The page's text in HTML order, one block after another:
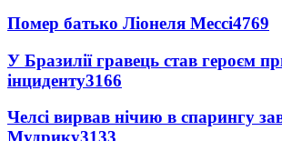
Помер батько Ліонеля Мессі4769
У Бразилії гравець став героєм
інциденту3166
Челсі вирвав нічию в спарингу